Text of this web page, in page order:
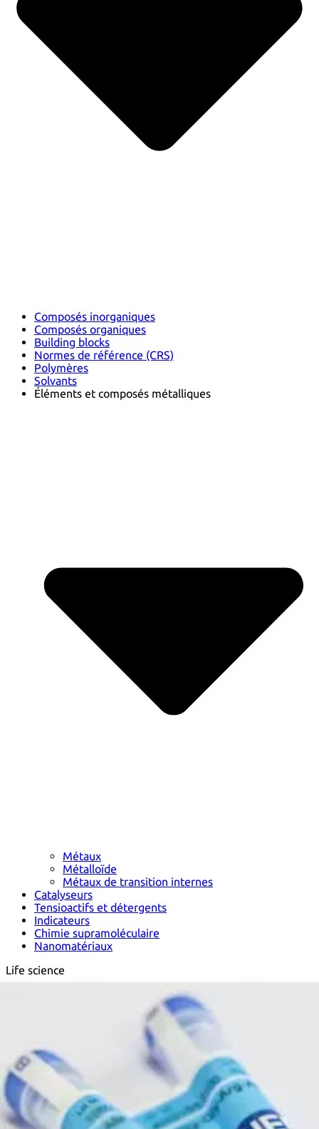
Composés inorganiques
Composés organiques
Building blocks
Normes de référence (CRS)
Polymères
Solvants
Éléments et composés métalliques
Métaux
Métalloïde
Métaux de transition internes
Catalyseurs
Tensioactifs et détergents
Indicateurs
Chimie supramoléculaire
Nanomatériaux
Life science